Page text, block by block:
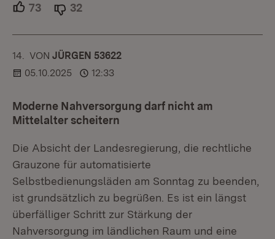
73 Unterstützer.
32
14. KOMMENTAR
VON :JÜRGEN 53622
05.10.2025
12:33
Moderne Nahversorgung darf nicht am
Mittelalter scheitern
​Die Absicht der Landesregierung, die rechtliche
Grauzone für automatisierte
Selbstbedienungsläden am Sonntag zu beenden,
ist grundsätzlich zu begrüßen. Es ist ein längst
überfälliger Schritt zur Stärkung der
Nahversorgung im ländlichen Raum und eine